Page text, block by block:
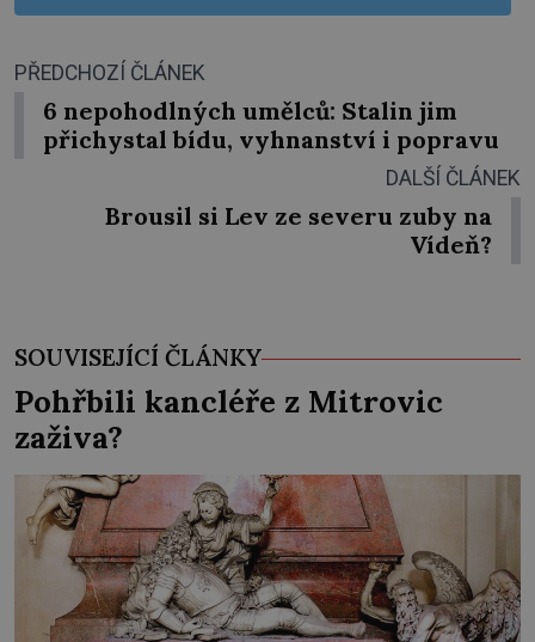
PŘEDCHOZÍ ČLÁNEK
6 nepohodlných umělců: Stalin jim
přichystal bídu, vyhnanství i popravu
DALŠÍ ČLÁNEK
Brousil si Lev ze severu zuby na
Vídeň?
SOUVISEJÍCÍ ČLÁNKY
Pohřbili kancléře z Mitrovic
zaživa?